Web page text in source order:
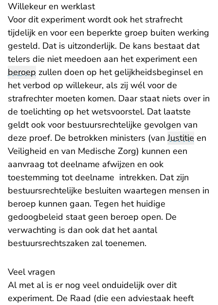
Willekeur en werklast
Voor dit experiment wordt ook het strafrecht
tijdelijk en voor een beperkte groep buiten werking
gesteld. Dat is uitzonderlijk. De kans bestaat dat
telers die niet meedoen aan het experiment een
beroep zullen doen op het gelijkheidsbeginsel en
het verbod op willekeur, als zij wél voor de
strafrechter moeten komen. Daar staat niets over in
de toelichting op het wetsvoorstel. Dat laatste
geldt ook voor bestuursrechtelijke gevolgen van
deze proef. De betrokken ministers (vanJustitie en
Veiligheid en van Medische Zorg) kunnen een
aanvraag tot deelname afwijzen en ook
toestemming tot deelname intrekken. Dat zijn
bestuursrechtelijke besluiten waartegen mensen in
beroep kunnen gaan. Tegen het huidige
gedoogbeleid staat geen beroep open. De
verwachting is dan ook dat het aantal
bestuursrechtszaken zal toenemen.
Veel vragen
Al met al is er nog veel onduidelijk over dit
experiment. De Raad (die een adviestaak heeft